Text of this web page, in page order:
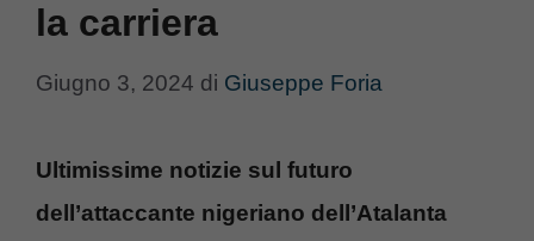
la carriera
Giugno 3, 2024 di Giuseppe Foria
Ultimissime notizie sul futuro
dell’attaccante nigeriano dell’Atalanta